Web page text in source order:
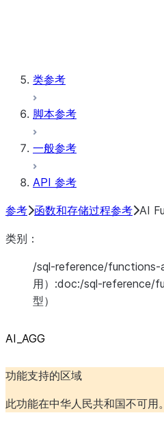
类参考
脚本参考
一般参考
API 参考
参考 函数和存储过程参考 AI
类别：
/sql-reference/functions-
用）:doc:/sql-reference/
型）
AI_AGG
功能支持的区域
此功能在中华人民共和国不可用。